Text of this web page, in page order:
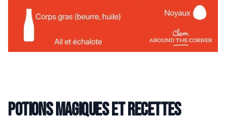
Potions magiques et recettes